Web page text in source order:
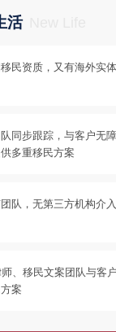
活
民资质，又有海外实
同步跟踪，与客户无
多重移民方案
队，无第三方机构介
师、移民文案团队与客
案